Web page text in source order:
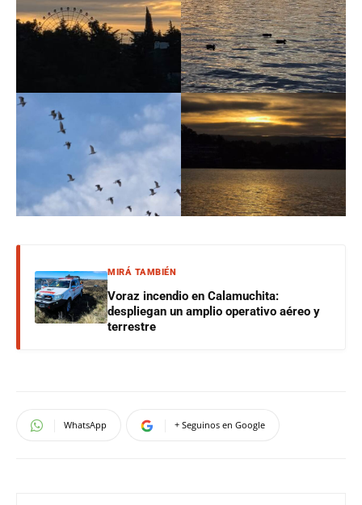
MIRÁ TAMBIÉN
Voraz incendio en Calamuchita:
despliegan un amplio operativo aéreo y
terrestre
WhatsApp + Seguinos en Google